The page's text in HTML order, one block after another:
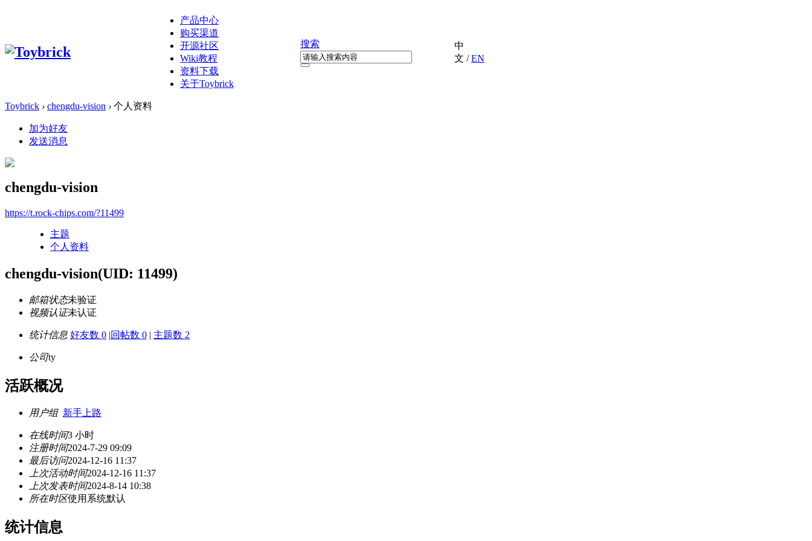
产品中心
购买渠道
开源社区
Wiki教程
资料下载
关于Toybrick
搜索
中
文 /EN
Toybrick › chengdu-vision › 个人资料
加为好友
发送消息
chengdu-vision
https://t.rock-chips.com/?11499
主题
个人资料
chengdu-vision(UID: 11499)
邮箱状态未验证
视频认证未认证
统计信息 好友数 0 |回帖数 0 | 主题数 2
公司ty
活跃概况
用户组 新手上路
在线时间3 小时
注册时间2024-7-29 09:09
最后访问2024-12-16 11:37
上次活动时间2024-12-16 11:37
上次发表时间2024-8-14 10:38
所在时区使用系统默认
统计信息